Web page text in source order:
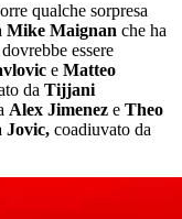
qualche sorpresa
Mike Maignan che ha
essere
e Matteo
da Tijjani
Alex Jimenez e Theo
Jovic, coadiuvato da